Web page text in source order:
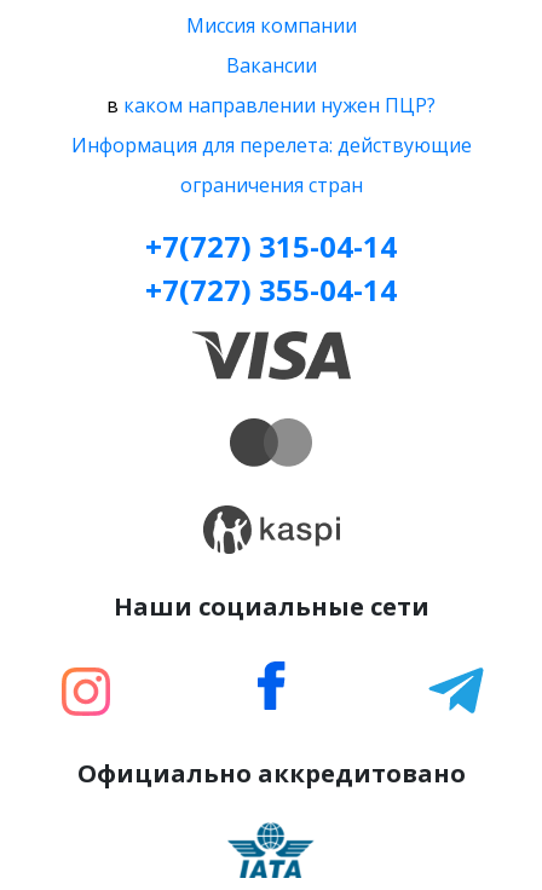
Миссия компании
Вакансии
в каком направлении нужен ПЦР?
Информация для перелета: действующие
ограничения стран
+7(727) 315-04-14
+7(727) 355-04-14
Наши социальные сети
Официально аккредитовано